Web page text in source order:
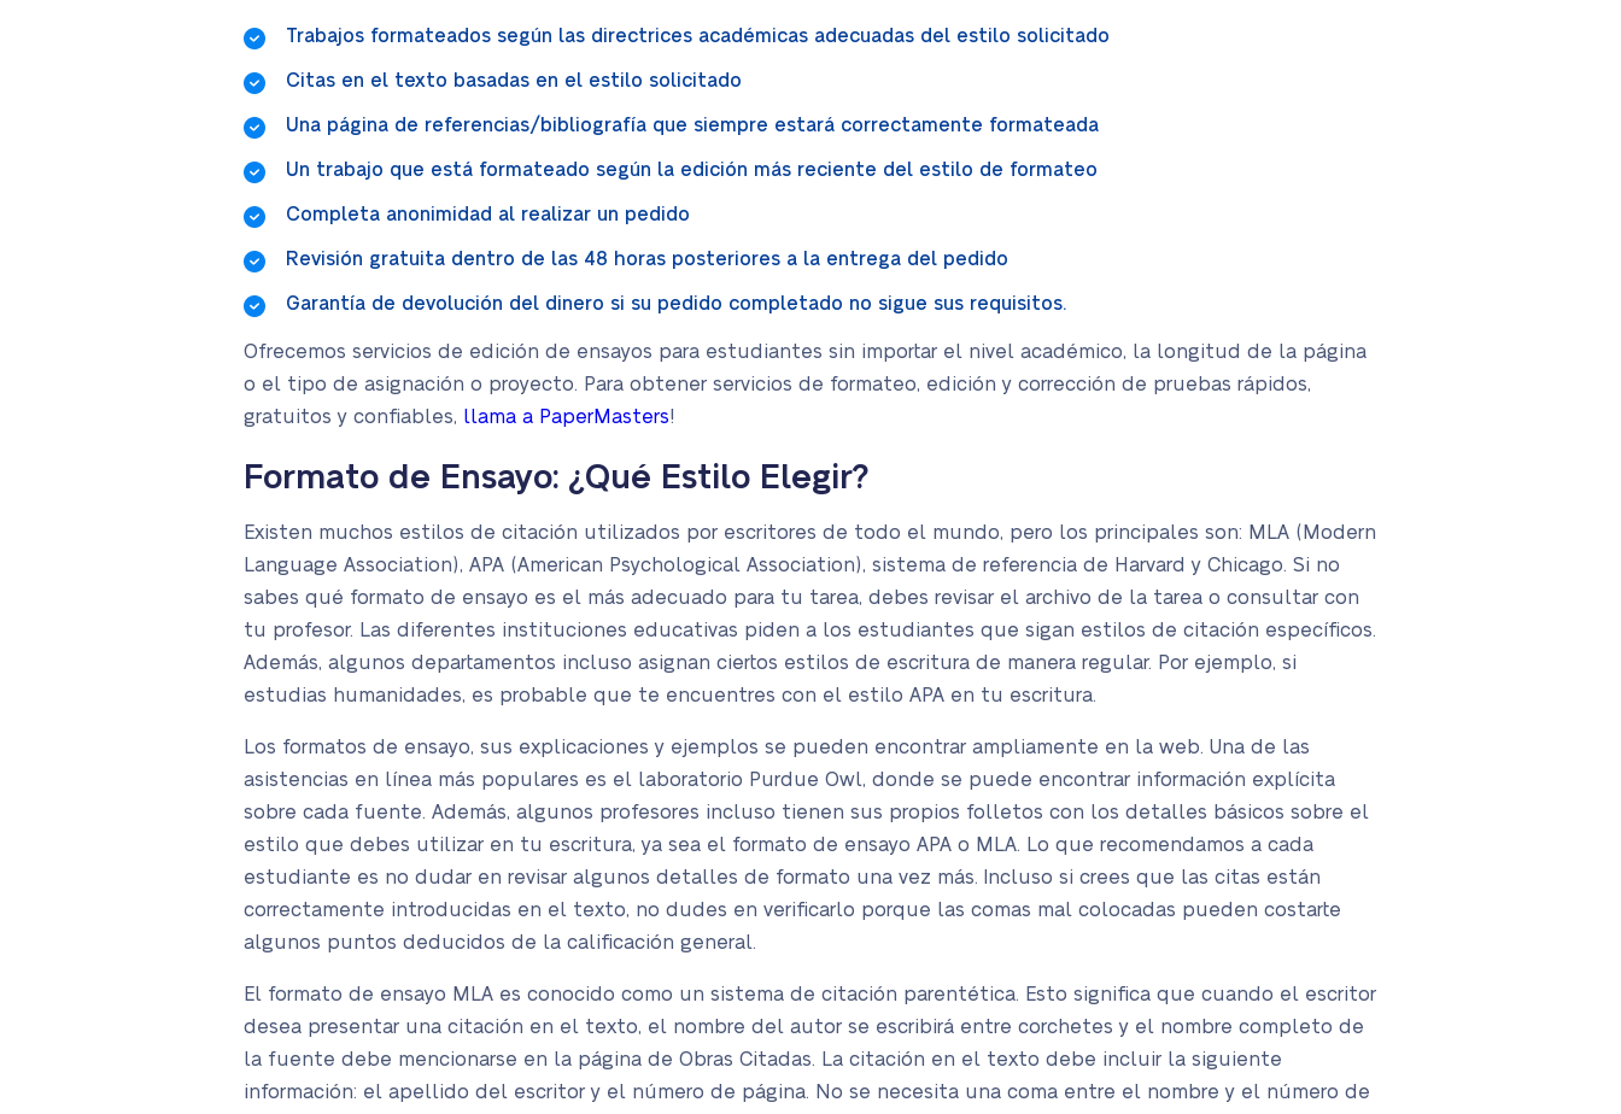
Trabajos formateados según las directrices académicas adecuadas del estilo solicitado
Citas en el texto basadas en el estilo solicitado
Una página de referencias/bibliografía que siempre estará correctamente formateada
Un trabajo que está formateado según la edición más reciente del estilo de formateo
Completa anonimidad al realizar un pedido
Revisión gratuita dentro de las 48 horas posteriores a la entrega del pedido
Garantía de devolución del dinero si su pedido completado no sigue sus requisitos.
Ofrecemos servicios de edición de ensayos para estudiantes sin importar el nivel académico, la longitud de la página
o el tipo de asignación o proyecto. Para obtener servicios de formateo, edición y corrección de pruebas rápidos,
gratuitos y confiables, llama a PaperMasters!
Formato de Ensayo: ¿Qué Estilo Elegir?
Existen muchos estilos de citación utilizados por escritores de todo el mundo, pero los principales son: MLA (Modern
Language Association), APA (American Psychological Association), sistema de referencia de Harvard y Chicago. Si no
sabes qué formato de ensayo es el más adecuado para tu tarea, debes revisar el archivo de la tarea o consultar con
tu profesor. Las diferentes instituciones educativas piden a los estudiantes que sigan estilos de citación específicos.
Además, algunos departamentos incluso asignan ciertos estilos de escritura de manera regular. Por ejemplo, si
estudias humanidades, es probable que te encuentres con el estilo APA en tu escritura.
Los formatos de ensayo, sus explicaciones y ejemplos se pueden encontrar ampliamente en la web. Una de las
asistencias en línea más populares es el laboratorio Purdue Owl, donde se puede encontrar información explícita
sobre cada fuente. Además, algunos profesores incluso tienen sus propios folletos con los detalles básicos sobre el
estilo que debes utilizar en tu escritura, ya sea el formato de ensayo APA o MLA. Lo que recomendamos a cada
estudiante es no dudar en revisar algunos detalles de formato una vez más. Incluso si crees que las citas están
correctamente introducidas en el texto, no dudes en verificarlo porque las comas mal colocadas pueden costarte
algunos puntos deducidos de la calificación general.
El formato de ensayo MLA es conocido como un sistema de citación parentética. Esto significa que cuando el escritor
desea presentar una citación en el texto, el nombre del autor se escribirá entre corchetes y el nombre completo de
la fuente debe mencionarse en la página de Obras Citadas. La citación en el texto debe incluir la siguiente
información: el apellido del escritor y el número de página. No se necesita una coma entre el nombre y el número de